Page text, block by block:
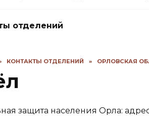
отделений
КОНТАКТЫ ОТДЕЛЕНИЙ » ОРЛОВСКАЯ
защита населения Орла: